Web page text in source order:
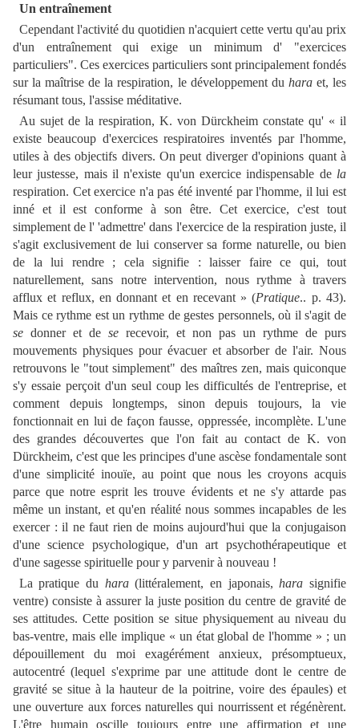
Un entraînement
Cependant l'activité du quotidien n'acquiert cette vertu qu'au prix
d'un entraînement qui exige un minimum d' "exercices
particuliers". Ces exercices particuliers sont principalement fondés
sur la maîtrise de la respiration, le développement du hara et, les
résumant tous, l'assise méditative.
Au sujet de la respiration, K. von Dürckheim constate qu' « il
existe beaucoup d'exercices respiratoires inventés par l'homme,
utiles à des objectifs divers. On peut diverger d'opinions quant à
leur justesse, mais il n'existe qu'un exercice indispensable de la
respiration. Cet exercice n'a pas été inventé par l'homme, il lui est
inné et il est conforme à son être. Cet exercice, c'est tout
simplement de l' 'admettre' dans l'exercice de la respiration juste, il
s'agit exclusivement de lui conserver sa forme naturelle, ou bien
de la lui rendre ; cela signifie : laisser faire ce qui, tout
naturellement, sans notre intervention, nous rythme à travers
afflux et reflux, en donnant et en recevant » (Pratique.. p. 43).
Mais ce rythme est un rythme de gestes personnels, où il s'agit de
se donner et de se recevoir, et non pas un rythme de purs
mouvements physiques pour évacuer et absorber de l'air. Nous
retrouvons le "tout simplement" des maîtres zen, mais quiconque
s'y essaie perçoit d'un seul coup les difficultés de l'entreprise, et
comment depuis longtemps, sinon depuis toujours, la vie
fonctionnait en lui de façon fausse, oppressée, incomplète. L'une
des grandes découvertes que l'on fait au contact de K. von
Dürckheim, c'est que les principes d'une ascèse fondamentale sont
d'une simplicité inouïe, au point que nous les croyons acquis
parce que notre esprit les trouve évidents et ne s'y attarde pas
même un instant, et qu'en réalité nous sommes incapables de les
exercer : il ne faut rien de moins aujourd'hui que la conjugaison
d'une science psychologique, d'un art psychothérapeutique et
d'une sagesse spirituelle pour y parvenir à nouveau !
La pratique du hara(littéralement, en japonais,hara signifie
ventre) consiste à assurer la juste position du centre de gravité de
ses attitudes. Cette position se situe physiquement au niveau du
bas-ventre, mais elle implique « un état global de l'homme » ; un
dépouillement du moi exagérément anxieux, présomptueux,
autocentré (lequel s'exprime par une attitude dont le centre de
gravité se situe à la hauteur de la poitrine, voire des épaules) et
une ouverture aux forces naturelles qui nourrissent et régénèrent.
L'être humain oscille toujours entre une affirmation et une